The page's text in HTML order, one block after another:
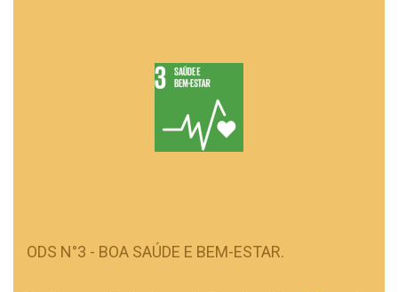
ODS N°3 - BOA SAÚDE E BEM-ESTAR.